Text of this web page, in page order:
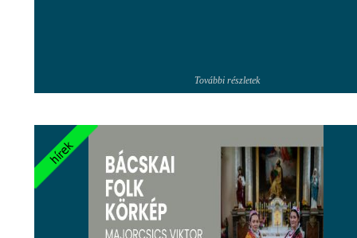
További részletek